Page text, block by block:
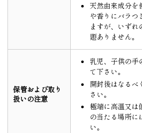
天然由来成分を
や香りにバラつ
ますが、いずれ
題ありません。
保管および取り
扱いの注意
乳児、子供の手
て下さい。
開封後はなるべ
さい。
極端に高温又は
の当たる場所に
い。